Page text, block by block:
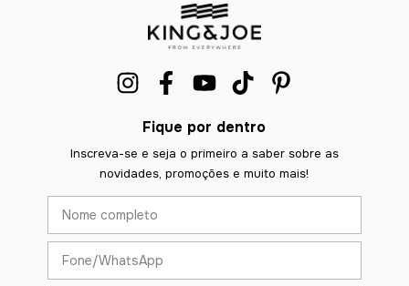
Fique por dentro
Inscreva-se e seja o primeiro a saber sobre as
novidades, promoções e muito mais!